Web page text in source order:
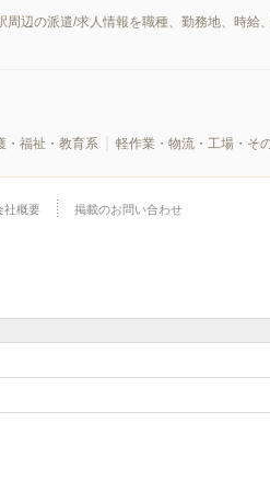
辺の派遣/求人情報を職種、勤務地、時給
・福祉・教育系 軽作業・物流・工場・そ
社概要 掲載のお問い合わせ